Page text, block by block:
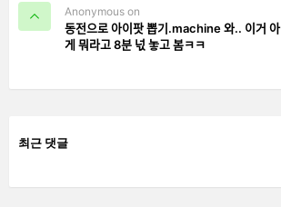
Anonymous on
동전으로 아이팟 뽑기.machine 와.. 이거
게 뭐라고 8분 넋 놓고 봄ㅋㅋ
최근 댓글